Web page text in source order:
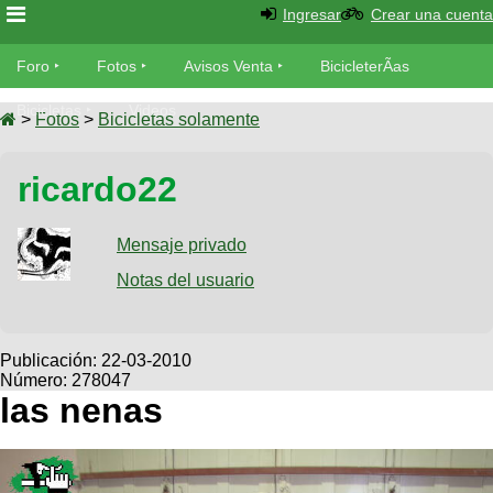
Foro
Foro
MecÃ¡nica
Fotos
SUBÃ
Galeria
Bicicletas
Viajes
Descenso
Dirt
Avisos
Ventas
SUBÃ
Buscar
Ultimos
Fotos
BicicleterÃ­
Bicicletas
Tandem
Videos
Cicloturismo
Ingresar Crear una cuenta
Foro Fotos Avisos Venta BicicleterÃ­as
Bicicletas Videos
> Fotos > Bicicletas solamente
ricardo22
Mensaje privado
Notas del usuario
Publicación: 22-03-2010
Número: 278047
las nenas